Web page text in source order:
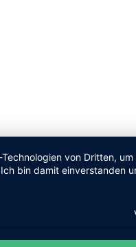
von Dritten,
bin damit einverstanden